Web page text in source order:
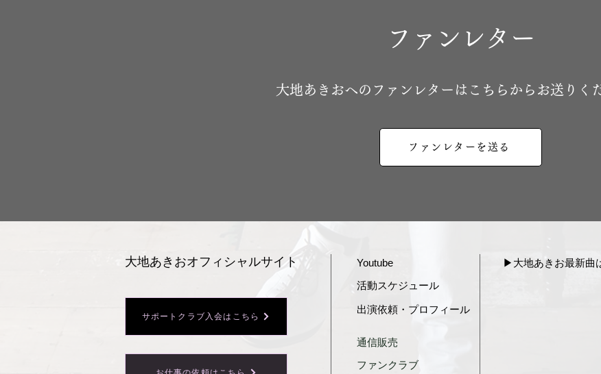
ファンレター
大地あきおへのファンレターはこちらからお送りく
ファンレターを送る
大地あきおオフィシャルサイト Youtube
▶︎大地あきお最新曲
活動スケジュール
出演依頼・プロフィール
通信販売
ファンクラブ
サポートクラブ入会はこちら
お仕事の依頼はこちら